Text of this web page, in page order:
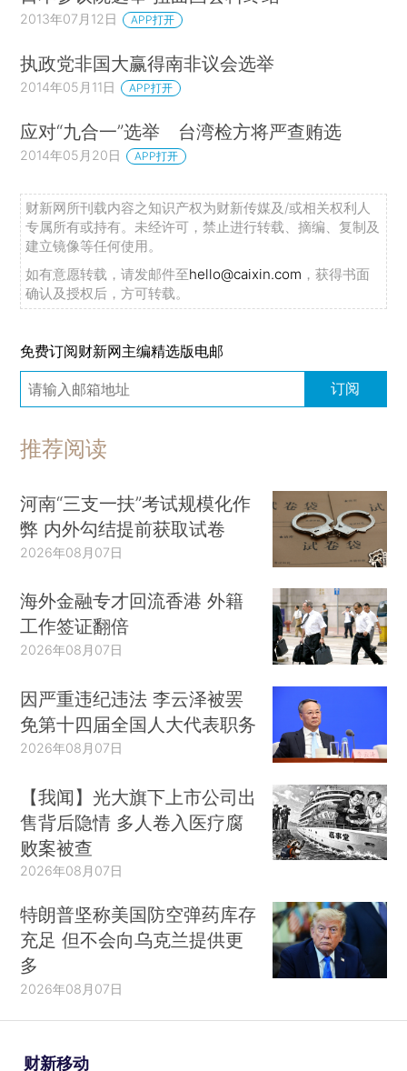
2013年07月12日 APP打开
执政党非国大赢得南非议会选举
2014年05月11日 APP打开
应对“九合一”选举 台湾检方将严查贿选
2014年05月20日 APP打开
财新网所刊载内容之知识产权为财新传媒及/或相关权利人
专属所有或持有。未经许可，禁止进行转载、摘编、复制及
建立镜像等任何使用。
如有意愿转载，请发邮件至hello@caixin.com ，获得书面
确认及授权后，方可转载。
免费订阅财新网主编精选版电邮
订阅
推荐阅读
河南“三支一扶”考试规模化作
弊 内外勾结提前获取试卷
2026年08月07日
海外金融专才回流香港 外籍
工作签证翻倍
2026年08月07日
因严重违纪违法 李云泽被罢
免第十四届全国人大代表职务
2026年08月07日
【我闻】光大旗下上市公司出
售背后隐情 多人卷入医疗腐
败案被查
2026年08月07日
特朗普坚称美国防空弹药库存
充足 但不会向乌克兰提供更
多
2026年08月07日
财新移动